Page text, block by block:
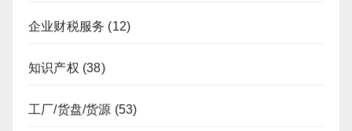
企业财税服务 (12)
知识产权 (38)
工厂/货盘/货源 (53)